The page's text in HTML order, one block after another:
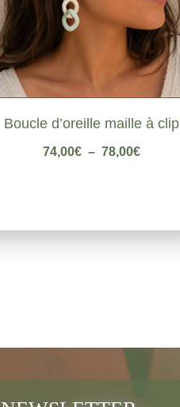
Boucle d’oreille maille à clip
74,00€ – 78,00€Plage
à